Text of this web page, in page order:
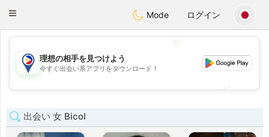
PhilippinesChat
Toggle
Mode ログイン
💖
💕
理想の相手を見つけよう
今すぐ出会い系アプリをダウンロード！
出会い 女 Bicol